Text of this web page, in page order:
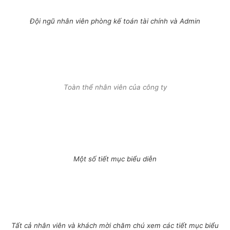
Đội ngũ nhân viên phòng kế toán tài chính và Admin
Toàn thể nhân viên của công ty
Một số tiết mục biểu diễn
Tất cả nhân viên và khách mời chăm chú xem các tiết mục biểu